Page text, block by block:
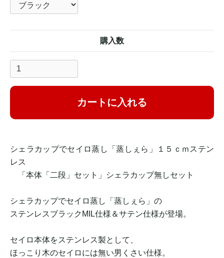
購入数
カートに入れる
シェラカップでセイロ蒸し「蒸しぇら」１５ｃｍステン
レス
「本体「二段」セット」シェラカップ無しセット
シェラカップでセイロ蒸し「蒸しぇら」の
ステンレスブラックMIL仕様＆サテン仕様が登場。
セイロ本体をステンレス製として、
ほっこり木のセイロには無い男くさい仕様。